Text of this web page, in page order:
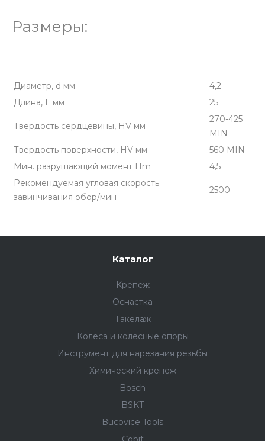
Размеры:
Диаметр, d мм
4,2
Длина, L мм
25
Твердость сердцевины, HV мм
270-425
MIN
Твердость поверхности, HV мм
560 MIN
Мин. разрушающий момент Hm
4,5
Рекомендуемая угловая скорость
завинчивания обор/мин
2500
Каталог
Крепеж
Оснастка
Такелаж
Колёса и колëсные опоры
Инструмент для нарезания резьбы
Химический крепеж
Bosch
BSKT
Bucovice Tools